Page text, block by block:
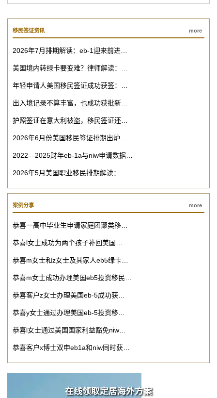
移民签证资讯 more
2026年7月排期解读：eb-1迎来前进…
美国境内转绿卡要变难？律师解读：…
年轻申请人美国移民签证成功获签：…
出入境记录不算丰富，也成功获批新…
护照签证在意大利被盗，移民签证还…
2026年6月份美国移民签证排期出炉…
2022—2025财年eb-1a与niw申请数据…
2026年5月美国职业移民排期解读：…
案例分享 more
恭喜一高中毕业生申请家庭团聚类移…
恭喜l女士成功为两个孩子补回美国…
恭喜m女士和z女士及其家人eb5绿卡…
恭喜m女士成功办理美国eb5投资移民…
恭喜客户z女士办理美国eb-5成功获…
恭喜y女士通过办理美国eb-5投资移…
恭喜l女士通过美国国家利益豁免niw…
恭喜客户x博士双申eb1a和niw同时获…
在线领取定居海外方案